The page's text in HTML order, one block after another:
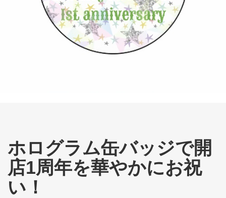
ホログラム缶バッジで開
店1周年を華やかにお祝
い！